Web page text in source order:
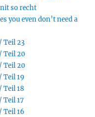
so recht
you even don’t need a
Teil 23
Teil 20
Teil 20
Teil 19
Teil 18
Teil 17
Teil 16